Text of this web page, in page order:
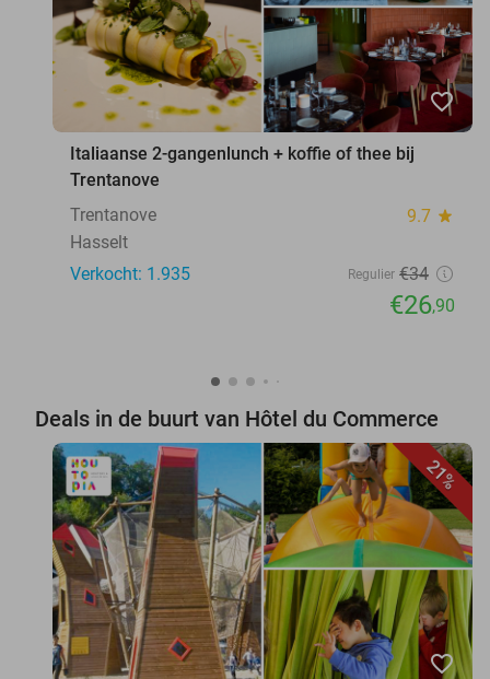
favorite_border
Italiaanse 2-gangenlunch + koffie of thee bij
Trentanove
Trentanove
9.7 star
Hasselt
Verkocht: 1.935
Regulier €34
€26,90
Deals in de buurt van Hôtel du Commerce
21%
favorite_border